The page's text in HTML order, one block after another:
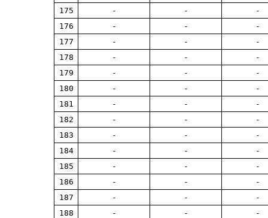
175
- -
-
176
- -
-
177
- -
-
178
- -
-
179
- -
-
180
- -
-
181
- -
-
182
- -
-
183
- -
-
184
- -
-
185
- -
-
186
- -
-
187
- -
-
188
- -
-